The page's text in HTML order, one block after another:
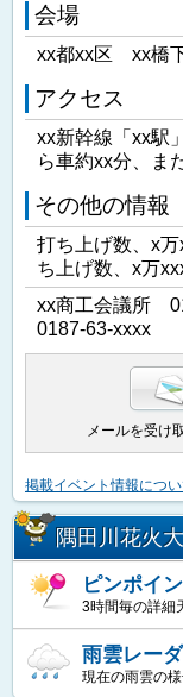
会場
xx都xx区 xx橋
アクセス
xx新幹線「xx駅
ら車約xx分、ま
その他の情報
打ち上げ数、x
ち上げ数、x万
xx商工会議所
0187-63-xxxx
メールを受け
掲載イベント情報につ
隅田川花火
ピンポイ
3時間毎の詳細
雨雲レー
現在の雨雲の様